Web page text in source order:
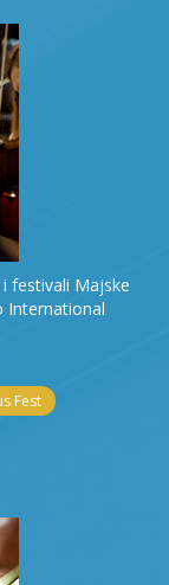
festivali Majske
International
Fest